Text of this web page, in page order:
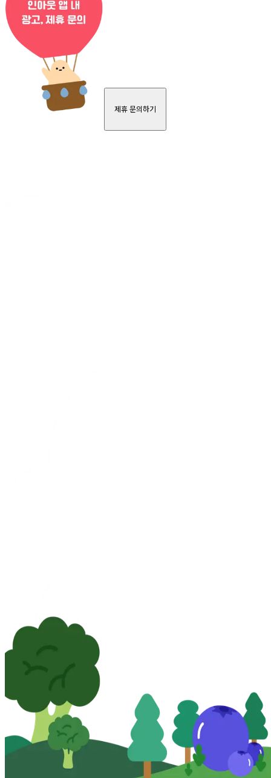
제휴 문의하기